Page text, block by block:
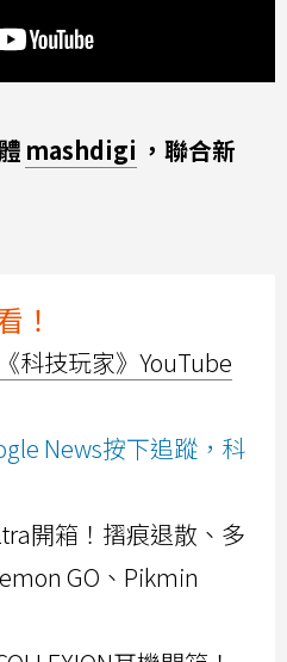
mashdigi ，聯合新
！
科技玩家》YouTube
News按下追蹤，科
開箱！摺痕退散、多
GO、Pikmin